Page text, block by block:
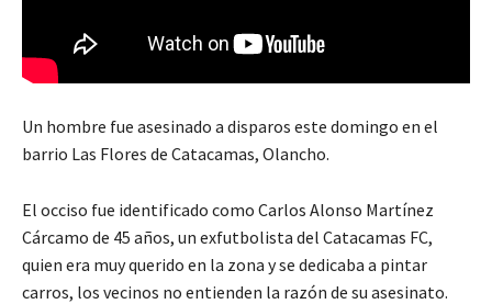
Un hombre fue asesinado a disparos este domingo en el
barrio Las Flores de Catacamas, Olancho.
El occiso fue identificado como Carlos Alonso Martínez
Cárcamo de 45 años, un exfutbolista del Catacamas FC,
quien era muy querido en la zona y se dedicaba a pintar
carros, los vecinos no entienden la razón de su asesinato.